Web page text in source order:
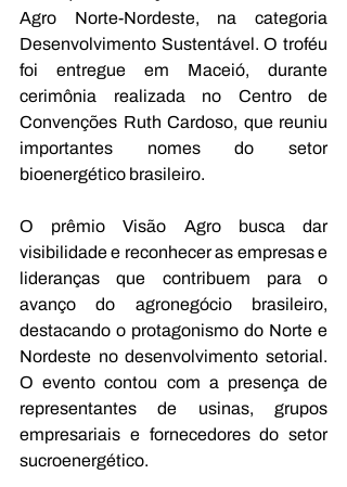
Agro Norte-Nordeste, na categoria
Desenvolvimento Sustentável. O troféu
foi entregue em Maceió, durante
cerimônia realizada no Centro de
Convenções Ruth Cardoso, que reuniu
importantes nomes do setor
bioenergético brasileiro.
O prêmio Visão Agro busca dar
visibilidade e reconhecer as empresas e
lideranças que contribuem para o
avanço do agronegócio brasileiro,
destacando o protagonismo do Norte e
Nordeste no desenvolvimento setorial.
O evento contou com a presença de
representantes de usinas, grupos
empresariais e fornecedores do setor
sucroenergético.